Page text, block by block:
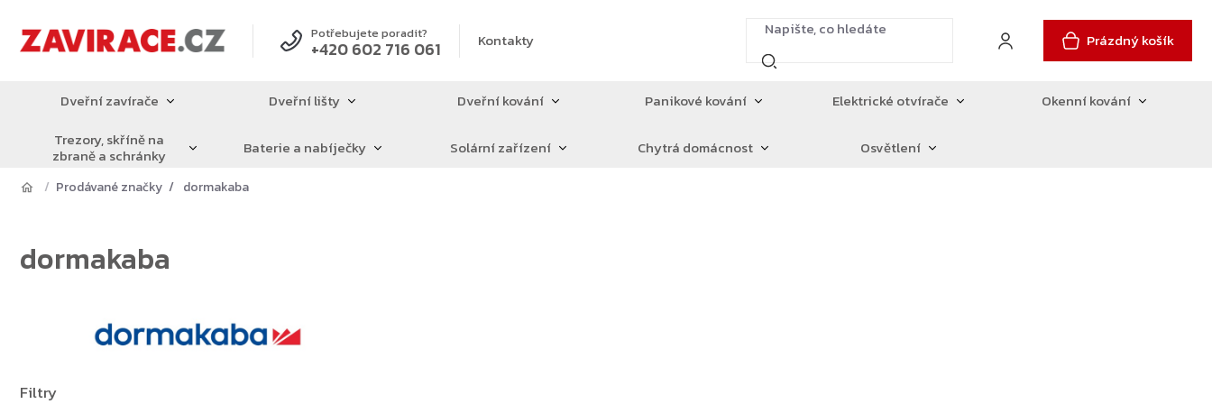
obsah
Potřebujete poradit?
+420 602 716 061 Kontakty Prázdný košík
Dveřní zavírače Dveřní lišty Dveřní kování Panikové kování Elektrické otvírače
Okenní kování
Trezory, skříně na
zbraně a schránky Baterie a nabíječky Solární zařízení Chytrá domácnost Osvětlení
Prodávané značky dormakaba
dormakaba